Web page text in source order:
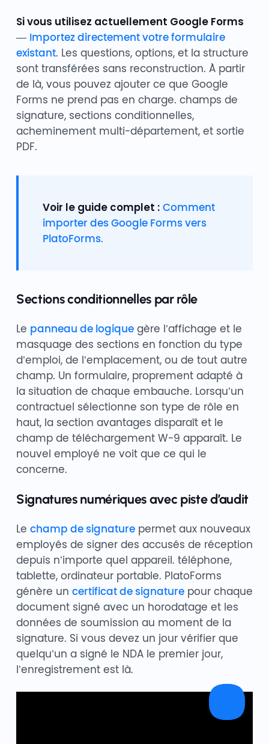
Si vous utilisez actuellement Google Forms
— Importez directement votre formulaire
existant. Les questions, options, et la structure
sont transférées sans reconstruction. À partir
de là, vous pouvez ajouter ce que Google
Forms ne prend pas en charge. champs de
signature, sections conditionnelles,
acheminement multi-département, et sortie
PDF.
Voir le guide complet : Comment
importer des Google Forms vers
PlatoForms.
Sections conditionnelles par rôle
Le panneau de logiquegère l’affichage et le
masquage des sections en fonction du type
d’emploi, de l’emplacement, ou de tout autre
champ. Un formulaire, proprement adapté à
la situation de chaque embauche. Lorsqu’un
contractuel sélectionne son type de rôle en
haut, la section avantages disparaît et le
champ de téléchargement W-9 apparaît. Le
nouvel employé ne voit que ce qui le
concerne.
Signatures numériques avec piste d’audit
Le champ de signaturepermet aux nouveaux
employés de signer des accusés de réception
depuis n’importe quel appareil. téléphone,
tablette, ordinateur portable. PlatoForms
génère un certificat de signaturepour chaque
document signé avec un horodatage et les
données de soumission au moment de la
signature. Si vous devez un jour vérifier que
quelqu’un a signé le NDA le premier jour,
l’enregistrement est là.